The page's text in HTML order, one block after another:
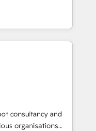
in
and those with
and
HubSpot
Operations Hub,
with your customers
Rookie of the Year
5 rating in HubSpot
Digifianz
& 3PL, home
and
education,
make the
consultancy and
organisations